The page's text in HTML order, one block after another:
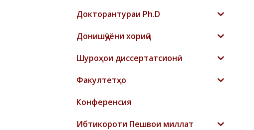
Докторантураи Ph.D
Донишҷӯёни хориҷӣ
Шyроҳои диссертатсионӣ
Факултетҳо
Конференсия
Ибтикороти Пешвои миллат